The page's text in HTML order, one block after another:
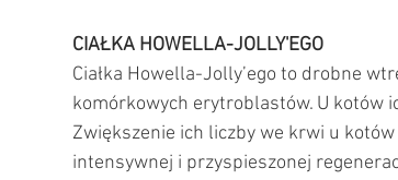
CIAŁKA HOWELLA-JOLLY'EGO
Ciałka Howella-Jolly’ego to drobne
komórkowych erytroblastów. U kotów
Zwiększenie ich liczby we krwi u
intensywnej i przyspieszonej